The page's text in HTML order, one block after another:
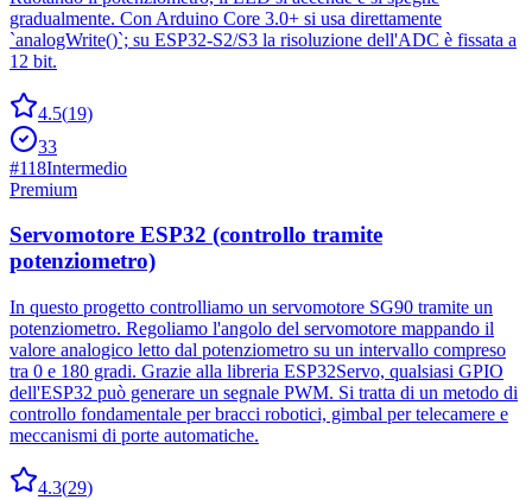
gradualmente. Con Arduino Core 3.0+ si usa direttamente
`analogWrite()`; su ESP32-S2/S3 la risoluzione dell'ADC è fissata a
12 bit.
4.5(19)
33
#118Intermedio
Premium
Servomotore ESP32 (controllo tramite
potenziometro)
In questo progetto controlliamo un servomotore SG90 tramite un
potenziometro. Regoliamo l'angolo del servomotore mappando il
valore analogico letto dal potenziometro su un intervallo compreso
tra 0 e 180 gradi. Grazie alla libreria ESP32Servo, qualsiasi GPIO
dell'ESP32 può generare un segnale PWM. Si tratta di un metodo di
controllo fondamentale per bracci robotici, gimbal per telecamere e
meccanismi di porte automatiche.
4.3(29)